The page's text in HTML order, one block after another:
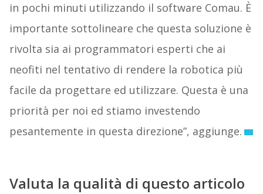
in pochi minuti utilizzando il software Comau. È
importante sottolineare che questa soluzione è
rivolta sia ai programmatori esperti che ai
neofiti nel tentativo di rendere la robotica più
facile da progettare ed utilizzare. Questa è una
priorità per noi ed stiamo investendo
pesantemente in questa direzione”, aggiunge.
Valuta la qualità di questo articolo